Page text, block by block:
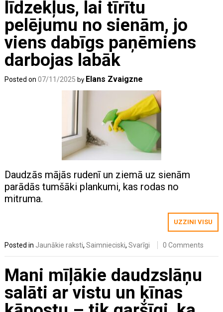
līdzekļus, lai tīrītu
pelējumu no sienām, jo
viens dabīgs paņēmiens
darbojas labāk
Posted on07/11/2025 by Elans Zvaigzne
Daudzās mājās rudenī un ziemā uz sienām
parādās tumšāki plankumi, kas rodas no
mitruma.
UZZINI VISU
Posted in Jaunākie raksti,Saimnieciski,Svarīgi 0 Comments
Mani mīļākie daudzslāņu
salāti ar vistu un ķīnas